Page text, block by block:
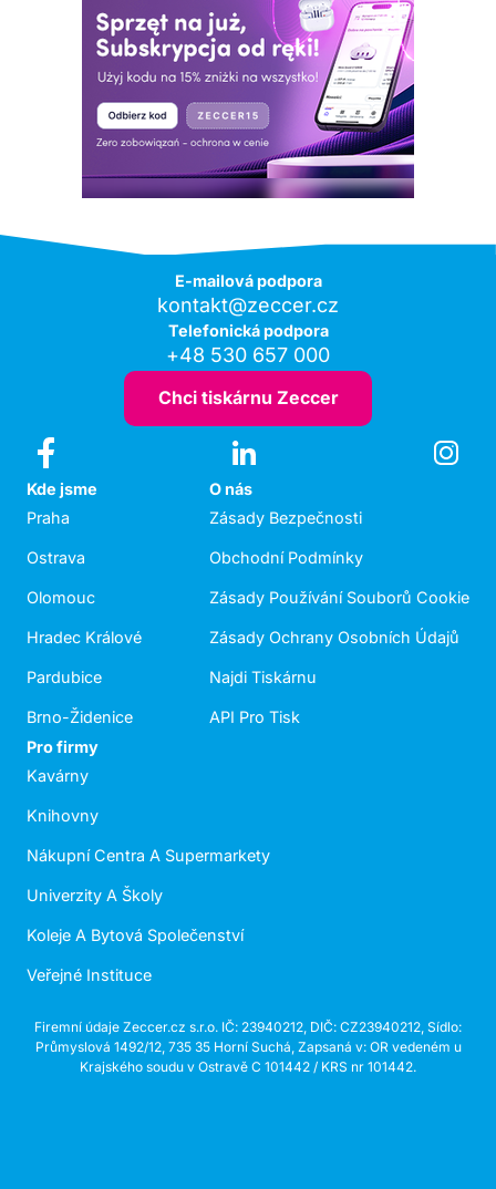
E-mailová podpora
kontakt@zeccer.cz
Telefonická podpora
+48 530 657 000
Chci tiskárnu Zeccer
Kde jsme
Praha
Ostrava
Olomouc
Hradec Králové
Pardubice
Brno-Židenice
O nás
Zásady Bezpečnosti
Obchodní Podmínky
Zásady Používání Souborů Cookie
Zásady Ochrany Osobních Údajů
Najdi Tiskárnu
API Pro Tisk
Pro firmy
Kavárny
Knihovny
Nákupní Centra A Supermarkety
Univerzity A Školy
Koleje A Bytová Společenství
Veřejné Instituce
Firemní údaje Zeccer.cz s.r.o. IČ: 23940212, DIČ: CZ23940212, Sídlo:
Průmyslová 1492/12, 735 35 Horní Suchá, Zapsaná v: OR vedeném u
Krajského soudu v Ostravě C 101442 / KRS nr 101442.